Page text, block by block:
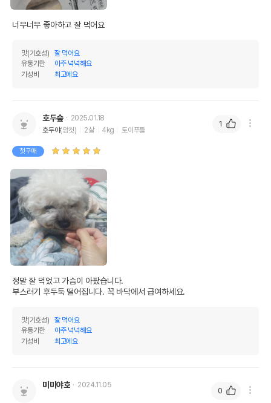
탄수화물
포장상태 지퍼백
권장 연령 생후 3개월 이상
* 브랜드사에서 제공한 정보로 모든 책임은 브랜드사에 있습니다.
* 해당 정보는 브랜드사 사정에 의해 일부 변경될 수 있습니다.
상품 필수 정보
품명 및 모델명
법에 의한 인증,허가 등을
받았음을 확인할수 있는
경우 그에 대한 사항
제조자,수입품의 경우
수입자를 함께 표기
유통기한이 최소 2026.12.04이거나 그
너무너무 좋아하고 잘 먹어요
맛(기호성)
잘 먹어요
유통기한
아주 넉넉해요
가성비
최고에요
호두숲
2025.01.18
호두야(암컷) 2살 4kg 토이푸들
첫구매
정말 잘 먹었고 가슴이 아팠습니다.
부스러기 후두둑 떨어집니다. 꼭 바닥에서 급여하세요.
맛(기호성)
잘 먹어요
유통기한
아주 넉넉해요
가성비
최고에요
1
미미야호 2024.11.05
0